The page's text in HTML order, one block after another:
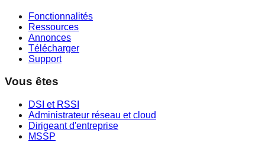
Fonctionnalités
Ressources
Annonces
Télécharger
Support
Vous êtes
DSI et RSSI
Administrateur réseau et cloud
Dirigeant d'entreprise
MSSP